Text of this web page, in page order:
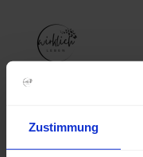
Zustimmung
springen